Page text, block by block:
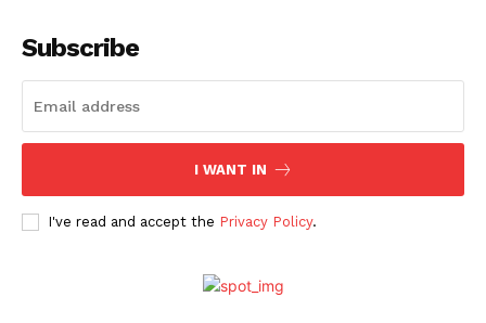
Subscribe
I WANT IN
I've read and accept the Privacy Policy.